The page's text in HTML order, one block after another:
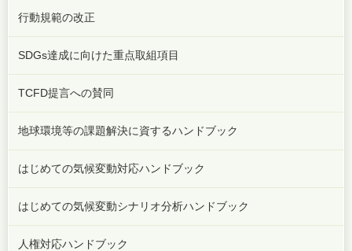
行動規範の改正
SDGs達成に向けた重点取組項目
TCFD提言への賛同
地球環境等の課題解決に資するハンドブック
はじめての気候変動対応ハンドブック
はじめての気候変動シナリオ分析ハンドブック
人権対応ハンドブック